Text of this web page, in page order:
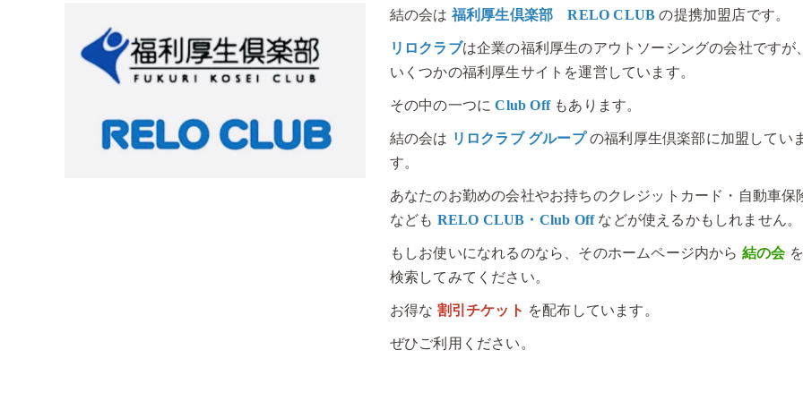
結の会は 福利厚生倶楽部 RELO CLUB の提携加盟店です。
リロクラブは企業の福利厚生のアウトソーシングの会社ですが、
いくつかの福利厚生サイトを運営しています。
その中の一つにClub Offもあります。
結の会は リロクラブ グループの福利厚生倶楽部に加盟していま
す。
あなたのお勤めの会社やお持ちのクレジットカード・自動車保
なども RELO CLUB・Club Offなどが使えるかもしれません。
もしお使いになれるのなら、そのホームページ内から 結の会 を
検索してみてください。
お得な 割引チケット を配布しています。
ぜひご利用ください。